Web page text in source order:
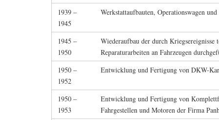
1939 –
1945
Werkstattaufbauten, Operationswagen
1945 –
1950
Wiederaufbau der durch Kriegsereignisse
Reparaturarbeiten an Fahrzeugen
1950 –
1952
Entwicklung und Fertigung von DKW-
1950 –
1953
Entwicklung und Fertigung von
Fahrgestellen und Motoren der Firma